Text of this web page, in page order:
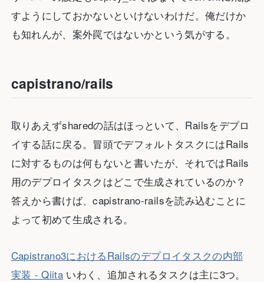
すようにしておかないといけないわけだ。俺だけか
も知れんが、案外罠ではないかという気がする。
capistrano/rails
取りあえずsharedの話はほっといて、Railsをデプロ
イする話に戻る。冒頭でデフォルトタスクにはRails
に対するものは何もないと書いたが、それではRails
用のデプロイタスクはどこで生成されているのか？
答えから書けば、capistrano-railsを読み込むことに
よって初めて生成される。
Capistrano3におけるRailsのデプロイタスクの内部
実装 - Qiita いわく、追加されるタスクは主に3つ。